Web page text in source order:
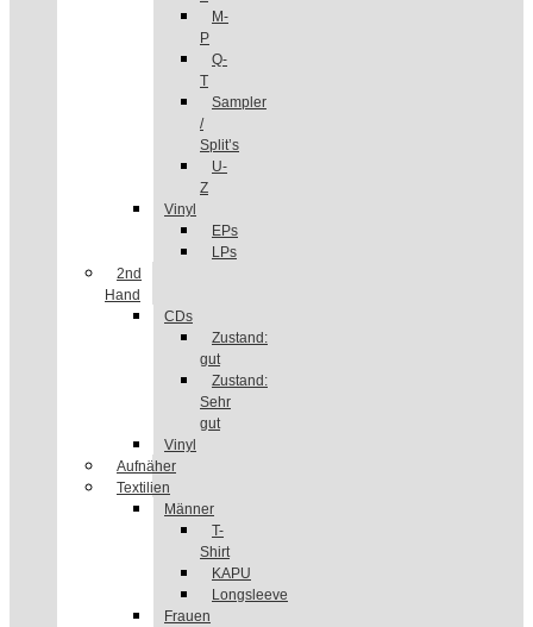
M-
P
Q-
T
Sampler
/
Split’s
U-
Z
Vinyl
EPs
LPs
2nd
Hand
CDs
Zustand:
gut
Zustand:
Sehr
gut
Vinyl
Aufnäher
Textilien
Männer
T-
Shirt
KAPU
Longsleeve
Frauen